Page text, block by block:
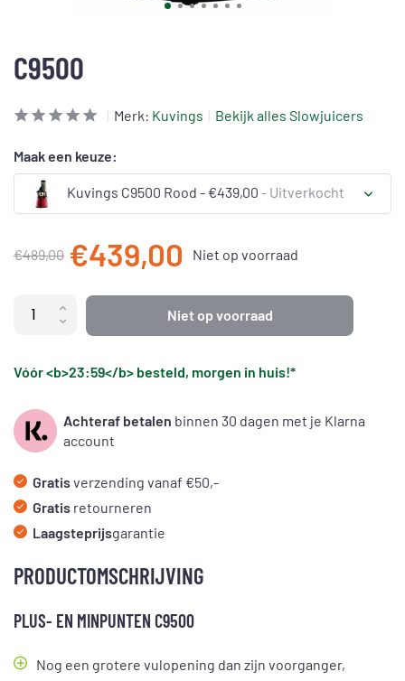
C9500
Merk: Kuvings Bekijk alles Slowjuicers
Maak een keuze:
Kuvings C9500 Rood - €439,00 - Uitverkocht
Uitverkocht
€489,00 €439,00 Niet op voorraad
Niet op voorraad
Vóór <b>23:59</b> besteld, morgen in huis!*
Achteraf betalen binnen 30 dagen met je Klarna
account
Gratisverzending vanaf €50,-
Gratis retourneren
Laagsteprijsgarantie
PRODUCTOMSCHRIJVING
PLUS- EN MINPUNTEN C9500
Nog een grotere vulopening dan zijn voorganger,